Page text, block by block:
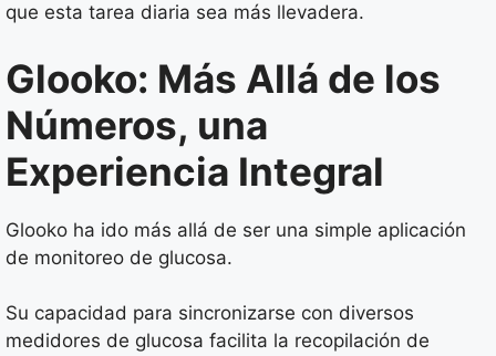
que esta tarea diaria sea más llevadera.
Glooko: Más Allá de los
Números, una
Experiencia Integral
Glooko ha ido más allá de ser una simple aplicación
de monitoreo de glucosa.
Su capacidad para sincronizarse con diversos
medidores de glucosa facilita la recopilación de